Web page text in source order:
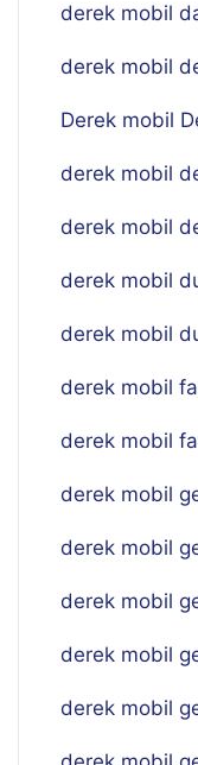
derek mobil
derek mobil
Derek mobil
derek mobil
derek mobil
derek mobil
derek mobil
derek mobil
derek mobil
derek mobil
derek mobil
derek mobil
derek mobil
derek mobil